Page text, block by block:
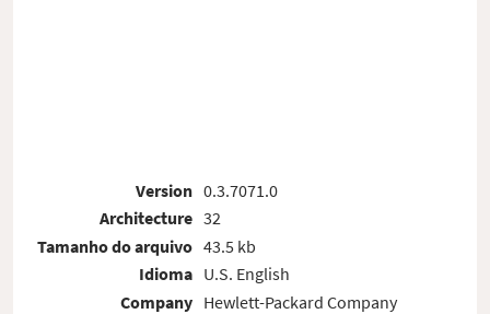
Version
Architecture
Tamanho do arquivo
Idioma
Company
0.3.7071.0
32
43.5 kb
U.S. English
Hewlett-Packard Company